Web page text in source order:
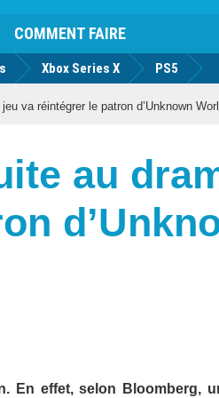
COMMENT FAIRE
Xbox Series X PS5
va réintégrer le patron d’Unknown
au
En effet, selon Bloomberg,